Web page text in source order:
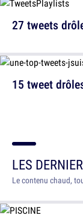
15 tweet
27 tweets
LES
Le contenu chaud,